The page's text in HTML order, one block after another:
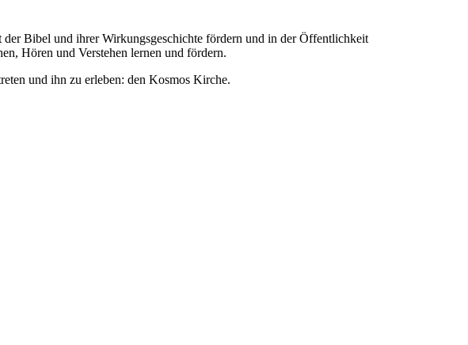
Bibel und ihrer Wirkungsgeschichte fördern und in der Öffentlichkeit
Hören und Verstehen lernen und fördern.
und ihn zu erleben: den Kosmos Kirche.